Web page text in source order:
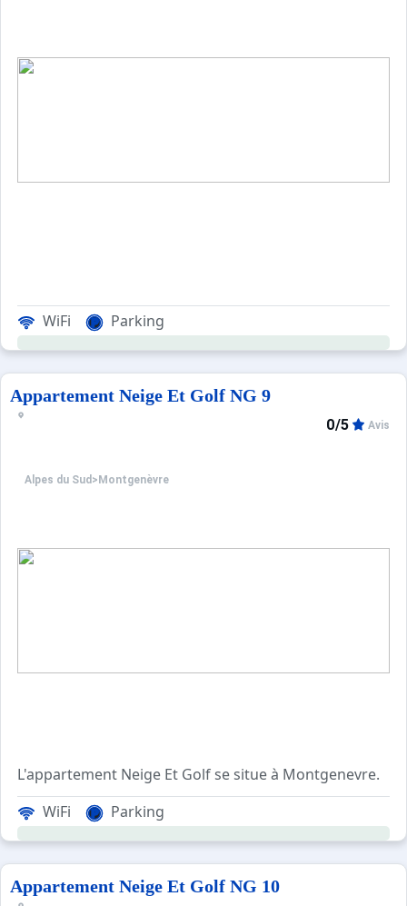
Durancia : Centre aqualudique et Spa Nuxe : 100m
CENTRAL RESERVATION : Bureau accueil et remises de
WiFi Parking
Appartement Neige Et Golf NG 9
Alpes du Sud > Montgenèvre
0/5 Avis
L'appartement Neige Et Golf se situe à Montgenevre.
Pour plus de confort, vous pourrez laisser votre
ANIMAUX REFUSES.
Linge non fourni.
WiFi Parking
Appartement Neige Et Golf NG 10